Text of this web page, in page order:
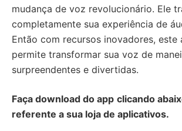
mudança de voz revolucionário. Ele
completamente sua experiência de
Então com recursos inovadores, este
permite transformar sua voz de
surpreendentes e divertidas.
Faça download do app clicando
referente a sua loja de aplicativos.